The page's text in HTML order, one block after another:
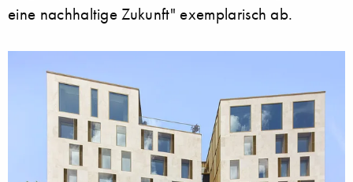
eine nachhaltige Zukunft" exemplarisch ab.